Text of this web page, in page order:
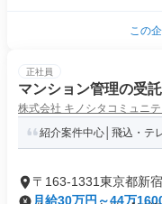
この
正社員
マンション管理の受
株式会社 キノシタコミュニテ
紹介案件中心│飛込・テ
〒163-1331東京都新
月給30万円～44万